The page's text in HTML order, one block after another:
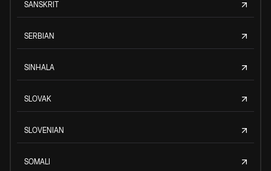
SANSKRIT
SERBIAN
SINHALA
SLOVAK
SLOVENIAN
SOMALI